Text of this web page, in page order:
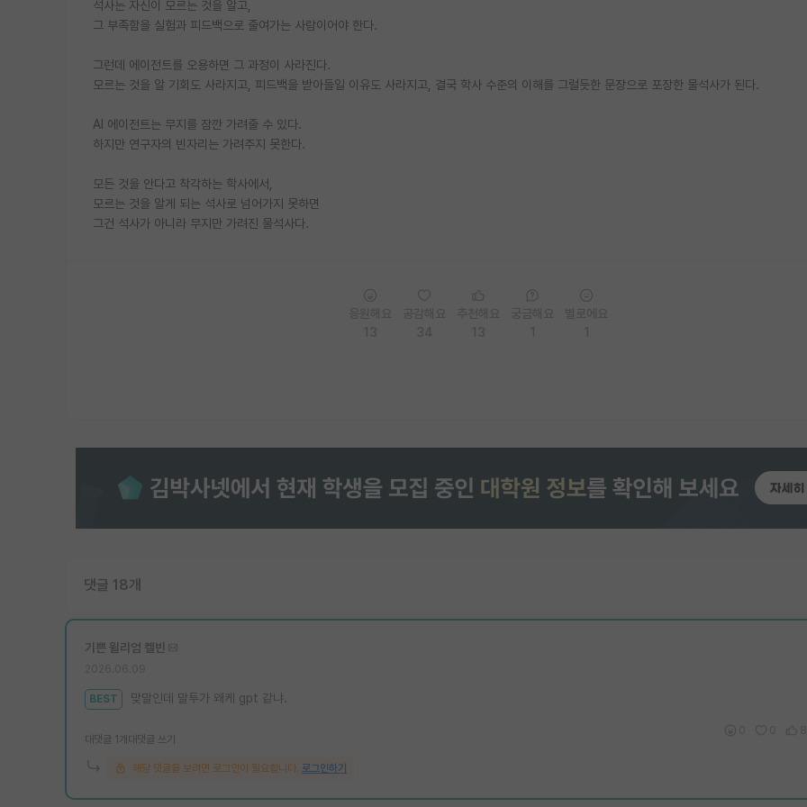
석사는 자신이 모르는 것을 알고,
그 부족함을 실험과 피드백으로 줄여가는 사람이어야 한다.
그런데 에이전트를 오용하면 그 과정이 사라진다.
모르는 것을 알 기회도 사라지고, 피드백을 받아들일 이유도 사라지고, 결국 학사 수준의 이해를 그럴듯한 문장으로 포장한 물석사가 된다.
AI 에이전트는 무지를 잠깐 가려줄 수 있다.
하지만 연구자의 빈자리는 가려주지 못한다.
모든 것을 안다고 착각하는 학사에서,
모르는 것을 알게 되는 석사로 넘어가지 못하면
그건 석사가 아니라 무지만 가려진 물석사다.
댓글 18개
기쁜 윌리엄 켈빈
BEST 맞말인데 말투가 왜케 gpt 같냐.
대댓글 1개 대댓글 쓰기
해당 댓글을 보려면 로그인이 필요합니다. 로그인하기